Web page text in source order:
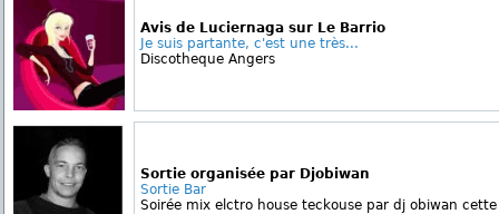
Avis de Luciernaga sur Le Barrio
Je suis partante, c'est une très...
Discotheque Angers
Sortie organisée par Djobiwan
Sortie Bar
Soirée mix elctro house teckouse par dj obiwan